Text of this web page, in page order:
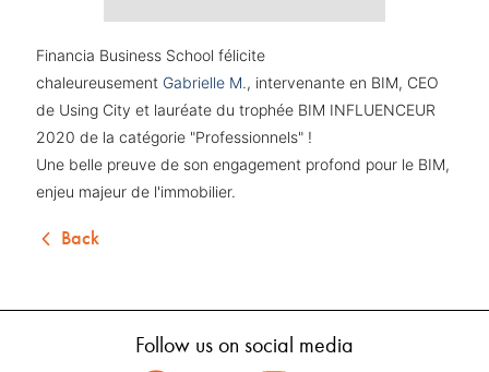
Financia Business School félicite
chaleureusement Gabrielle M., intervenante en BIM, CEO
de Using City et lauréate du trophée BIM INFLUENCEUR
2020 de la catégorie "Professionnels" !
Une belle preuve de son engagement profond pour le BIM,
enjeu majeur de l'immobilier.
Back
Follow us on social media